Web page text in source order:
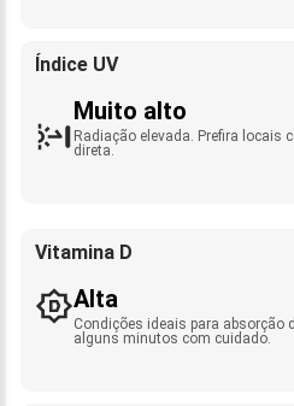
Índice UV
Muito alto
Radiação elevada. Prefira locais
direta.
Vitamina D
Alta
Condições ideais para absorção
alguns minutos com cuidado.